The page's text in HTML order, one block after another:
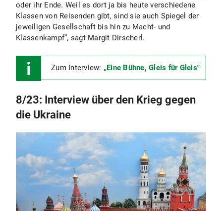
oder ihr Ende. Weil es dort ja bis heute verschiedene
Klassen von Reisenden gibt, sind sie auch Spiegel der
jeweiligen Gesellschaft bis hin zu Macht- und
Klassenkampf“, sagt Margit Dirscherl.
Zum Interview: „Eine Bühne, Gleis für Gleis"
8/23: Interview über den Krieg gegen
die Ukraine